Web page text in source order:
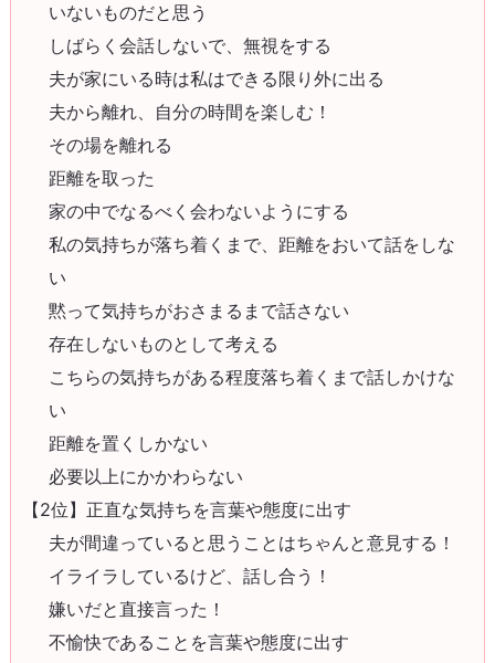
いないものだと思う
しばらく会話しないで、無視をする
夫が家にいる時は私はできる限り外に出る
夫から離れ、自分の時間を楽しむ！
その場を離れる
距離を取った
家の中でなるべく会わないようにする
私の気持ちが落ち着くまで、距離をおいて話をしな
い
黙って気持ちがおさまるまで話さない
存在しないものとして考える
こちらの気持ちがある程度落ち着くまで話しかけな
い
距離を置くしかない
必要以上にかかわらない
【2位】正直な気持ちを言葉や態度に出す
夫が間違っていると思うことはちゃんと意見する！
イライラしているけど、話し合う！
嫌いだと直接言った！
不愉快であることを言葉や態度に出す